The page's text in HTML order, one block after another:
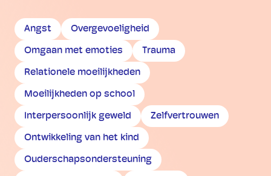
Angst Overgevoeligheid
Omgaan met emoties Trauma
Relationele moeilijkheden
Moeilijkheden op school
Interpersoonlijk geweld Zelfvertrouwen
Ontwikkeling van het kind
Ouderschapsondersteuning